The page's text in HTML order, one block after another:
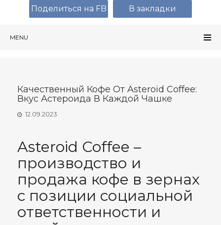
MENU
Качественный Кофе От Asteroid Coffee:
Вкус Астероида В Каждой Чашке
12.09.2023
Asteroid Coffee –
производство и
продажа кофе в зернах
с позиции социальной
ответственности и
Поделиться на FB В закладки